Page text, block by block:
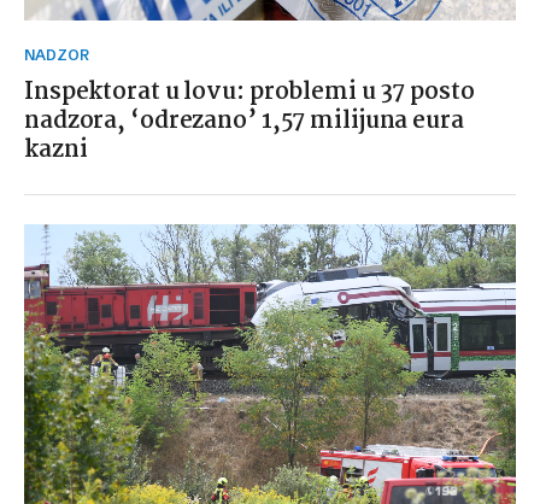
NADZOR
Inspektorat u lovu: problemi u 37 posto
nadzora, ‘odrezano’ 1,57 milijuna eura
kazni